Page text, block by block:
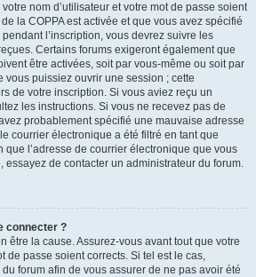
nom d’utilisateur et votre mot de passe soient
la COPPA est activée et que vous avez spécifié
l’inscription, vous devrez suivre les
Certains forums exigeront également que
être activées, soit par vous-même ou soit par
vous puissiez ouvrir une session ; cette
de votre inscription. Si vous aviez reçu un
les instructions. Si vous ne recevez pas de
probablement spécifié une mauvaise adresse
courrier électronique a été filtré en tant que
que l’adresse de courrier électronique que vous
essayez de contacter un administrateur du forum.
connecter ?
être la cause. Assurez-vous avant tout que votre
de passe soient corrects. Si tel est le cas,
forum afin de vous assurer de ne pas avoir été